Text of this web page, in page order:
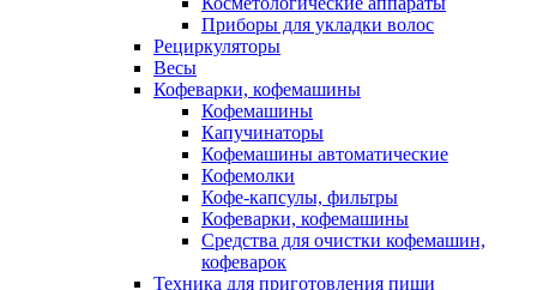
Приборы для укладки волос
Рециркуляторы
Весы
Кофеварки, кофемашины
Кофемашины
Капучинаторы
Кофемашины автоматические
Кофемолки
Кофе-капсулы, фильтры
Кофеварки, кофемашины
Средства для очистки кофемашин,
кофеварок
Техника для приготовления пищи